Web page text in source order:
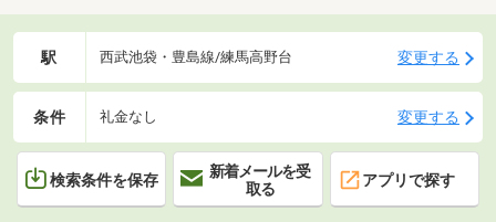
駅 西武池袋・豊島線/練馬高野台 変更する
条件 礼金なし 変更する
検索条件を保存
新着メールを受
取る
アプリで探す